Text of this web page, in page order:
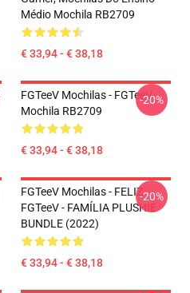
Médio Mochila RB2709
€ 33,94 - € 38,18
FGTeeV Mochilas - FGTeeV
Mochila RB2709
€ 33,94 - € 38,18
-20%
FGTeeV Mochilas - FELIZ
FGTeeV - FAMÍLIA PLUSHIE
BUNDLE (2022)
€ 33,94 - € 38,18
-20%